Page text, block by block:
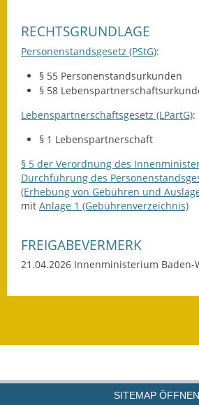
Wahlen
Was
Bauen und
RECHTSGRUNDLAGE
Personenstandsgesetz (PStG):
§ 55 Personenstandsurkunden
§ 58
Lebenspartnerschaftsgesetz (LPartG):
§ 1 Lebenspartnerschaft
§ 5 der Verordnung des
Durchführung des
(Erhebung von Gebühren und
mit Anlage 1 (Gebührenverzeichnis)
FREIGABEVERMERK
21.04.2026 Innenministerium
SITEMAP ÖFFNEN